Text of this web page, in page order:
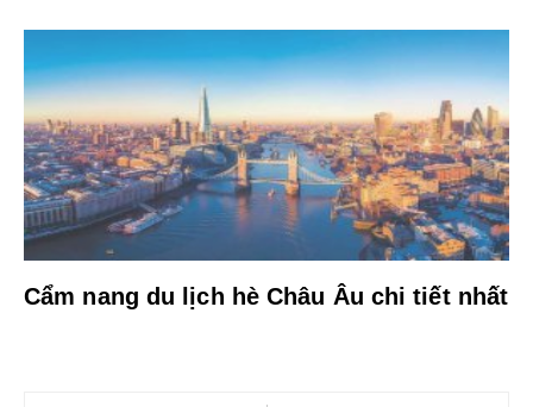
Cẩm nang du lịch hè Châu Âu chi tiết nhất